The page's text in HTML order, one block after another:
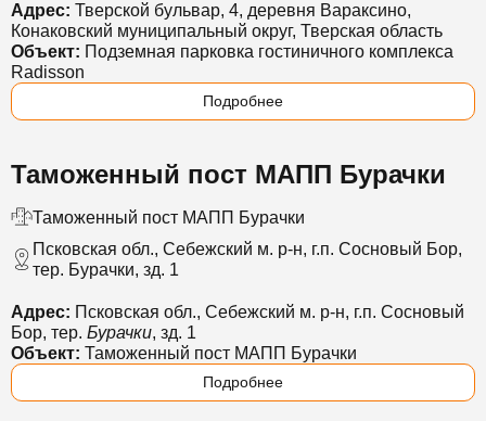
Адрес: Тверской бульвар, 4, деревня Вараксино,
Конаковский муниципальный округ, Тверская область
Объект: Подземная парковка гостиничного комплекса
Radisson
Подробнее
Таможенный пост МАПП Бурачки
Таможенный пост МАПП Бурачки
Псковская обл., Себежский м. р-н, г.п. Сосновый Бор,
тер. Бурачки, зд. 1
Адрес: Псковская обл., Себежский м. р-н, г.п. Сосновый
Бор, тер. Бурачки, зд. 1
Объект: Таможенный пост МАПП Бурачки
Подробнее